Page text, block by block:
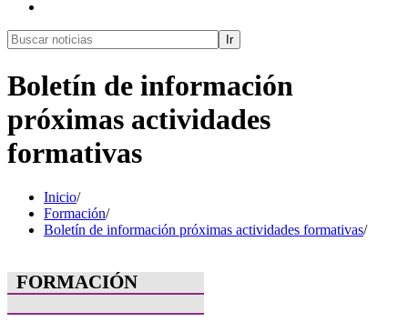
Ir
Boletín de información
próximas actividades
formativas
Inicio/
Formación/
Boletín de información próximas actividades formativas/
FORMACIÓN